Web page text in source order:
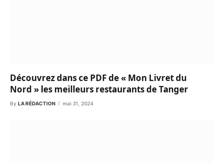
Découvrez dans ce PDF de « Mon Livret du
Nord » les meilleurs restaurants de Tanger
By LA RÉDACTION mai 31, 2024